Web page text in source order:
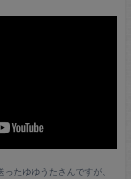
たゆゆうたさんですが、